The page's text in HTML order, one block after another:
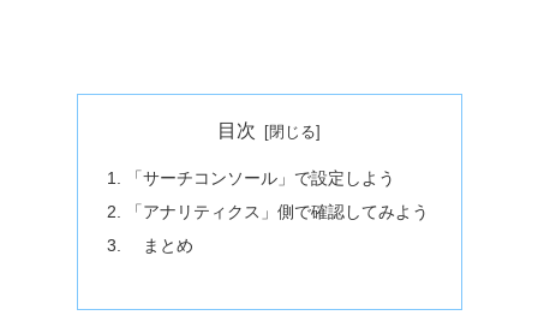
目次
「サーチコンソール」で設定しよう
「アナリティクス」側で確認してみよう
まとめ